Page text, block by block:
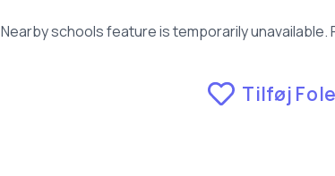
Nearby schools feature is temporarily unavailable.
Tilføj